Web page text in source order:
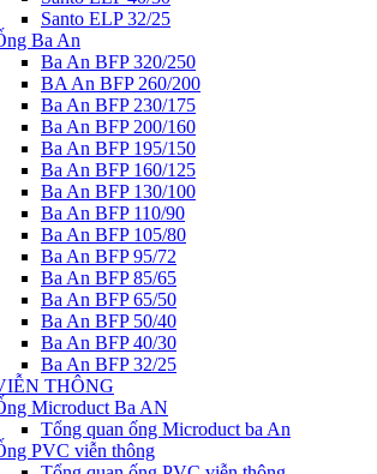
Santo ELP 32/25
Ba An
Ba An BFP 320/250
BA An BFP 260/200
Ba An BFP 230/175
Ba An BFP 200/160
Ba An BFP 195/150
Ba An BFP 160/125
Ba An BFP 130/100
Ba An BFP 110/90
Ba An BFP 105/80
Ba An BFP 95/72
Ba An BFP 85/65
Ba An BFP 65/50
Ba An BFP 50/40
Ba An BFP 40/30
Ba An BFP 32/25
THÔNG
Microduct Ba AN
Tổng quan ống Microduct ba An
PVC viễn thông